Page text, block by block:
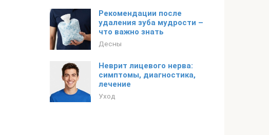
Рекомендации после
удаления зуба мудрости –
что важно знать
Десны
Неврит лицевого нерва:
симптомы, диагностика,
лечение
Уход